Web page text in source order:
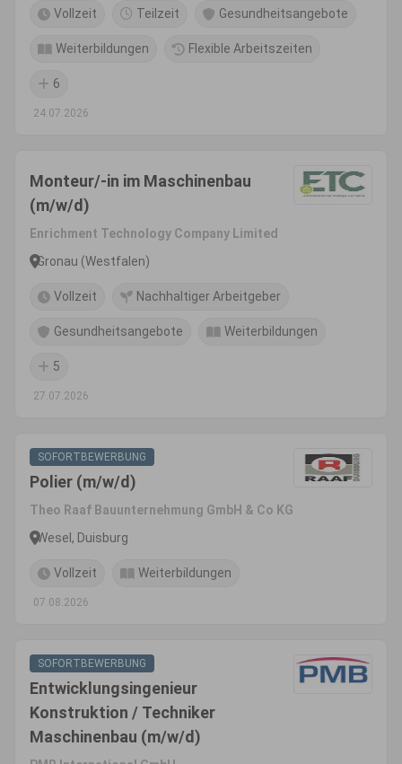
Vollzeit Teilzeit Gesundheitsangebote
Weiterbildungen Flexible Arbeitszeiten
6
24.07.2026
Monteur/-in im Maschinenbau
(m/w/d)
Enrichment Technology Company Limited
Gronau (Westfalen)
Vollzeit Nachhaltiger Arbeitgeber
Gesundheitsangebote Weiterbildungen
5
27.07.2026
SOFORTBEWERBUNG
Polier (m/w/d)
Theo Raaf Bauunternehmung GmbH & Co KG
Wesel, Duisburg
Vollzeit Weiterbildungen
07.08.2026
SOFORTBEWERBUNG
Entwicklungsingenieur
Konstruktion / Techniker
Maschinenbau (m/w/d)